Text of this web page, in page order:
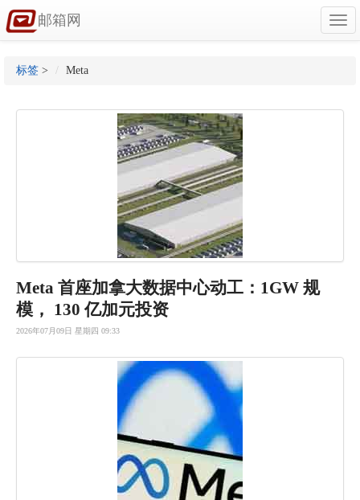
邮箱网
标签 > Meta
Meta 首座加拿大数据中心动工：1GW 规
模， 130 亿加元投资
2026年07月09日 星期四 09:33